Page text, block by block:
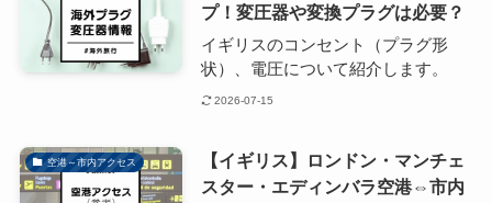
プ！変圧器や変換プラグは必要？
イギリスのコンセント（プラグ形
状）、電圧について紹介します。
2026-07-15
空港～市内アクセス
【イギリス】ロンドン・マンチェ
スター・エディンバラ空港⇔市内